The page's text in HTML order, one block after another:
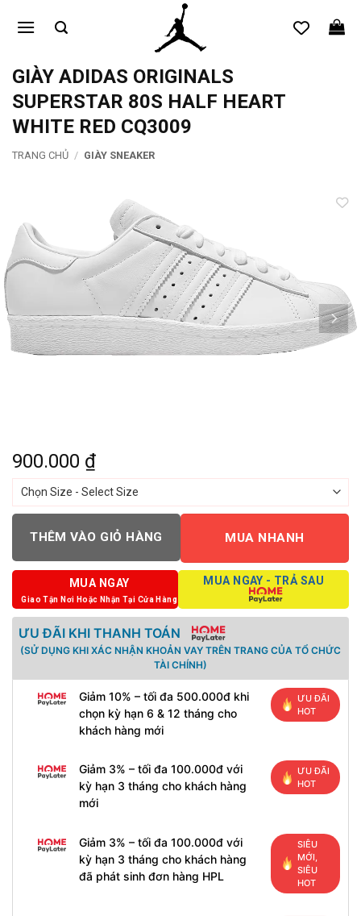
qua
dungGIÀY ADIDAS ORIGINALS
SUPERSTAR 80S HALF HEART
WHITE RED CQ3009
TRANG CHỦ / GIÀY SNEAKER
900.000 ₫
THÊM VÀO GIỎ HÀNG MUA NHANH
MUA NGAY
Giao Tận Nơi Hoặc Nhận Tại Cửa Hàng
MUA NGAY - TRẢ SAU
ƯU ĐÃI KHI THANH TOÁN
(SỬ DỤNG KHI XÁC NHẬN KHOẢN VAY TRÊN TRANG CỦA TỔ CHỨC
TÀI CHÍNH)
Giảm 10% – tối đa 500.000đ khi
chọn kỳ hạn 6 & 12 tháng cho
khách hàng mới
ƯU ĐÃI
HOT
Giảm 3% – tối đa 100.000đ với
kỳ hạn 3 tháng cho khách hàng
mới
ƯU ĐÃI
HOT
Giảm 3% – tối đa 100.000đ với
kỳ hạn 3 tháng cho khách hàng
đã phát sinh đơn hàng HPL
SIÊU
MỚI,
SIÊU
HOT